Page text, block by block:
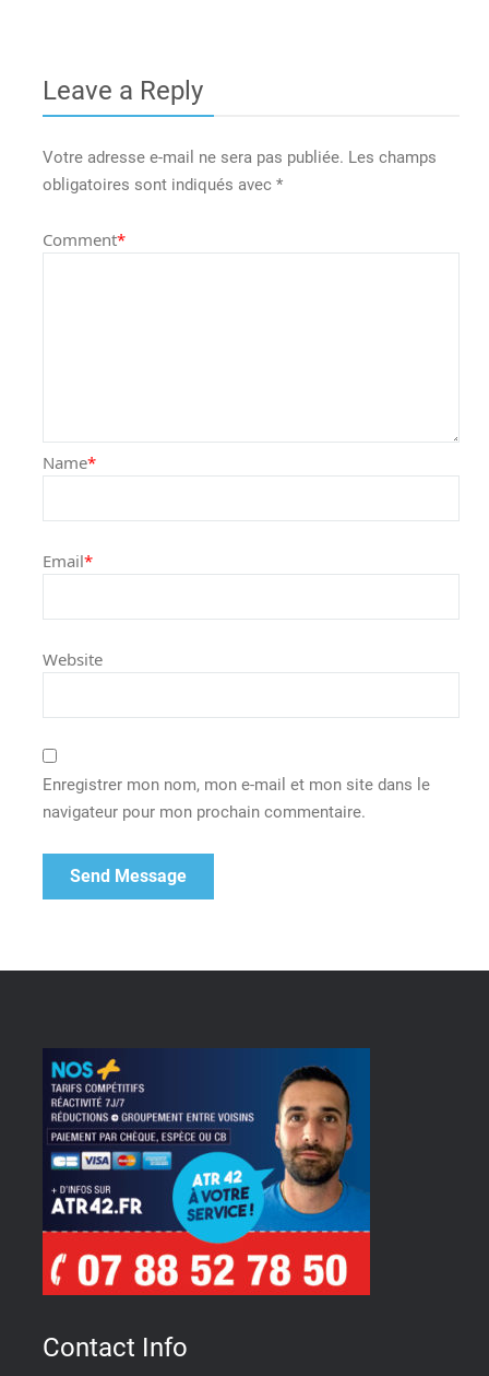
Leave a Reply
Votre adresse e-mail ne sera pas publiée. Les champs
obligatoires sont indiqués avec *
Comment*
Name*
Email*
Website
Enregistrer mon nom, mon e-mail et mon site dans le
navigateur pour mon prochain commentaire.
Contact Info